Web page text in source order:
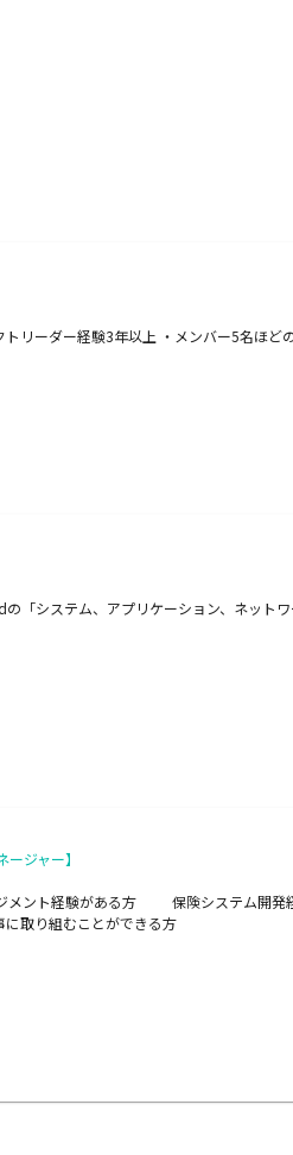
ーダー経験3年以上 ・メンバー5名ほ
システム、アプリケーション、ネット
ジャー】
ント経験がある方 保険システム開発
取り組むことができる方